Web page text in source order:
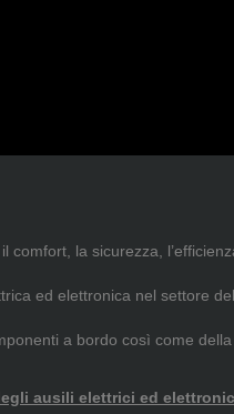
la sicurezza,
ed elettronica nel settore
a bordo così come
ausili elettrici ed